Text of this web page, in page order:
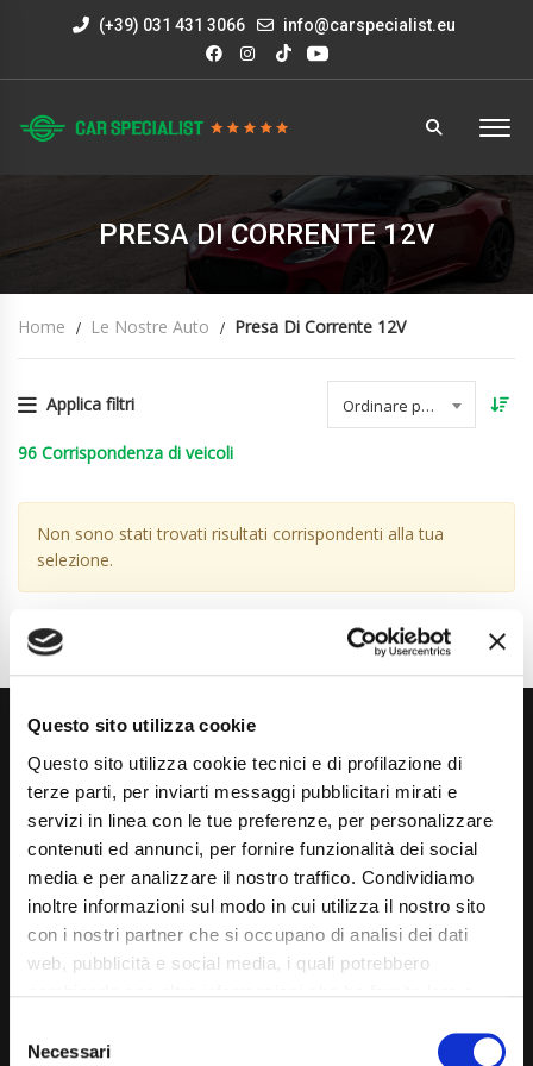
Questo sito utilizza cookie
Questo sito utilizza cookie tecnici e di profilazione di
terze parti, per inviarti messaggi pubblicitari mirati e
servizi in linea con le tue preferenze, per personalizzare
contenuti ed annunci, per fornire funzionalità dei social
media e per analizzare il nostro traffico. Condividiamo
inoltre informazioni sul modo in cui utilizza il nostro sito
con i nostri partner che si occupano di analisi dei dati
web, pubblicità e social media, i quali potrebbero
mera chiusura del banner non comporta l’accettazione
Selection
Necessari
(+39) 031 431 3066 info@carspecialist.eu
PRESA DI CORRENTE 12V
Home Le Nostre Auto Presa Di Corrente 12V
Applica filtri Ordinare per data
96 Corrispondenza di veicoli
Non sono stati trovati risultati corrispondenti alla tua
selezione.
Via Giuditta Pasta 2, Como (CO) 22100
(+39) 031 431 3066
info@carspecialist.eu
Sabato: 09:00 - 12:30